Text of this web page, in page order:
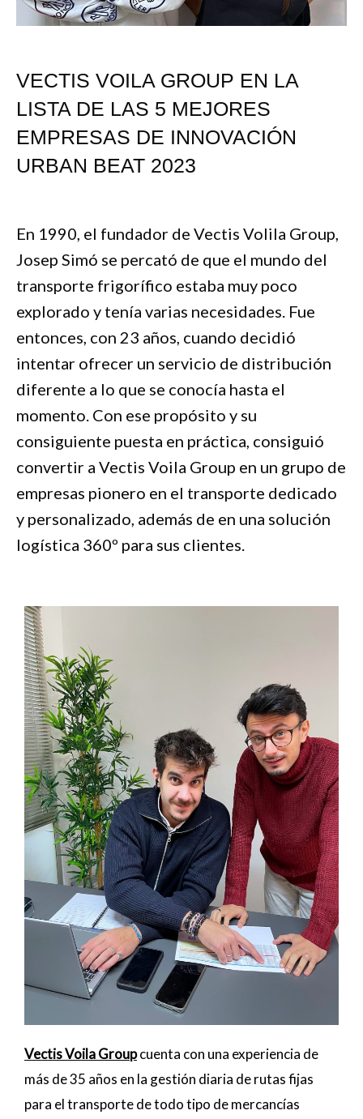
VECTIS VOILA GROUP EN LA
LISTA DE LAS 5 MEJORES
EMPRESAS DE INNOVACIÓN
URBAN BEAT 2023
En 1990, el fundador de Vectis Volila Group,
Josep Simó se percató de que el mundo del
transporte frigorífico estaba muy poco
explorado y tenía varias necesidades. Fue
entonces, con 23 años, cuando decidió
intentar ofrecer un servicio de distribución
diferente a lo que se conocía hasta el
momento. Con ese propósito y su
consiguiente puesta en práctica, consiguió
convertir a Vectis Voila Group en un grupo de
empresas pionero en el transporte dedicado
y personalizado, además de en una solución
logística 360º para sus clientes.
Vectis Voila Groupcuenta con una experiencia de
más de 35 años en la gestión diaria de rutas fijas
para el transporte de todo tipo de mercancías